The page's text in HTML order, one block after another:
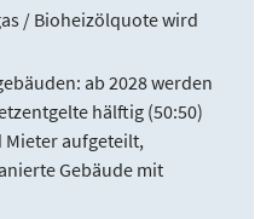
/ Bioheizölquote wird
ab 2028 werden
hälftig (50:50)
Mieter aufgeteilt,
Gebäude mit